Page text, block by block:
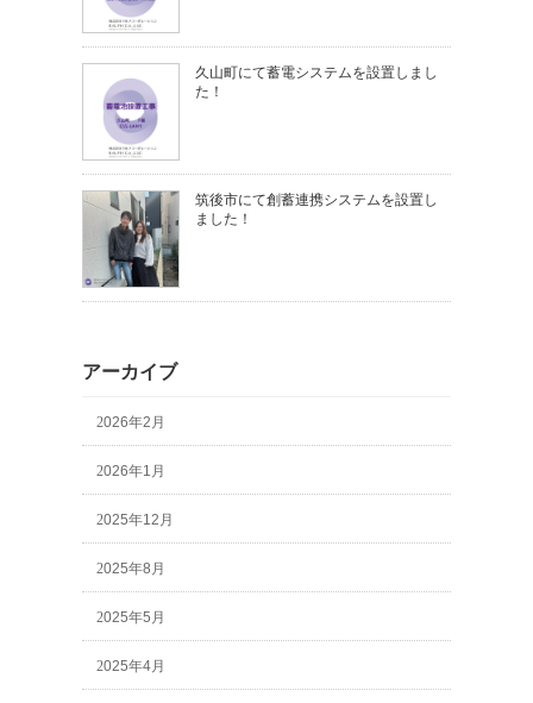
久山町にて蓄電システムを設置しまし
た！
筑後市にて創蓄連携システムを設置し
ました！
アーカイブ
2026年2月
2026年1月
2025年12月
2025年8月
2025年5月
2025年4月